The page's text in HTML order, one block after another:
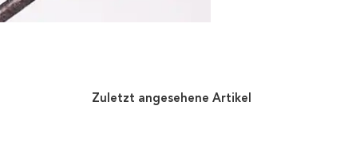
Zuletzt angesehene Artikel